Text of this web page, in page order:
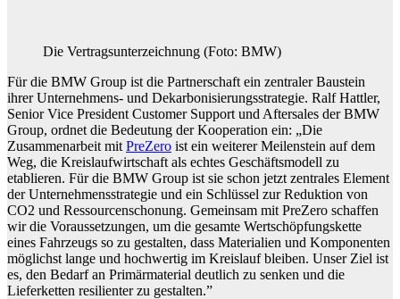
Die Vertragsunterzeichnung (Foto: BMW)
Für die BMW Group ist die Partnerschaft ein zentraler Baustein
ihrer Unternehmens- und Dekarbonisierungsstrategie. Ralf Hattler,
Senior Vice President Customer Support und Aftersales der BMW
Group, ordnet die Bedeutung der Kooperation ein: „Die
Zusammenarbeit mit PreZero ist ein weiterer Meilenstein auf dem
Weg, die Kreislaufwirtschaft als echtes Geschäftsmodell zu
etablieren. Für die BMW Group ist sie schon jetzt zentrales Element
der Unternehmensstrategie und ein Schlüssel zur Reduktion von
CO2 und Ressourcenschonung. Gemeinsam mit PreZero schaffen
wir die Voraussetzungen, um die gesamte Wertschöpfungskette
eines Fahrzeugs so zu gestalten, dass Materialien und Komponenten
möglichst lange und hochwertig im Kreislauf bleiben. Unser Ziel ist
es, den Bedarf an Primärmaterial deutlich zu senken und die
Lieferketten resilienter zu gestalten.”